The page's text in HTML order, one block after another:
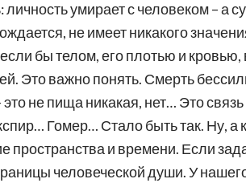
умирает с человеком – а
не имеет никакого
бы телом, его плотью и
Это важно понять. Смерть
не пища никакая, нет… Это
Гомер… Стало быть так. Ну, а
пространства и времени. Если
человеческой души. У